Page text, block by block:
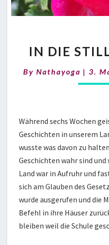
IN DIE
By Nathayoga | 3.
Während sechs Wochen
Geschichten in unserem
wusste was davon zu
Geschichten wahr sind
Land war in Aufruhr und
sich am Glauben des
wurde ausgerufen und die
Befehl in ihre Häuser
bleiben weil die Schule